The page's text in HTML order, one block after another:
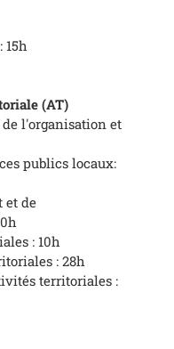
(AT)
l'organisation et
publics locaux:
et de
: 10h
: 28h
territoriales :